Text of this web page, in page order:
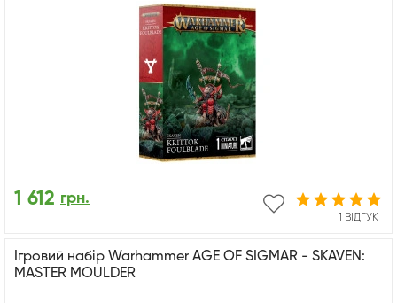
1 ВІДГУК
1 612 грн.
Ігровий набір Warhammer AGE OF SIGMAR - SKAVEN:
MASTER MOULDER